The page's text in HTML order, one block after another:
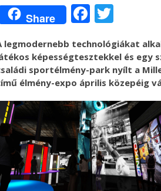
Share Facebook
legmodernebb technológiákat
képességtesztekkel és
sportélmény-park nyílt a
élmény-expo április közepéig